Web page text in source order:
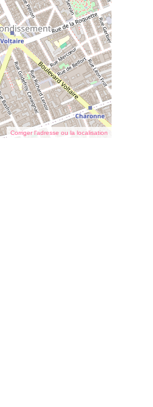
Corriger l’adresse ou la localisation